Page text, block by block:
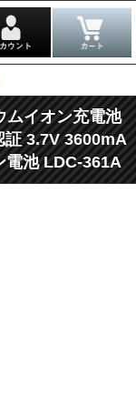
ムイオン充電池
証 3.7V 3600mA
電池 LDC-361A